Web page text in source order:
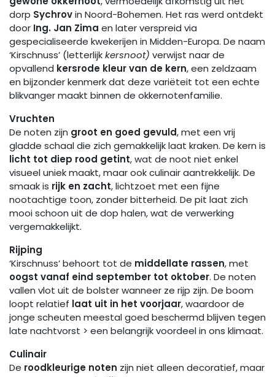
dorp Sychrovin Noord-Bohemen. Het ras werd ontdekt
door Ing. Jan Zima en later verspreid via
gespecialiseerde kwekerijen in Midden-Europa. De naam
‘Kirschnuss’ (letterlijkkersnoot) verwijst naar de
opvallend kersrode kleur van de kern, een zeldzaam
en bijzonder kenmerk dat deze variëteit tot een echte
blikvanger maakt binnen de okkernotenfamilie.
Vruchten
De noten zijn groot en goed gevuld, met een vrij
gladde schaal die zich gemakkelijk laat kraken. De kern is
licht tot diep rood getint, wat de noot niet enkel
visueel uniek maakt, maar ook culinair aantrekkelijk. De
smaak is rijk en zacht, lichtzoet met een fijne
nootachtige toon, zonder bitterheid. De pit laat zich
mooi schoon uit de dop halen, wat de verwerking
vergemakkelijkt.
Rijping
‘Kirschnuss’ behoort tot de middellate rassen, met
oogst vanaf eind september tot oktober. De noten
vallen vlot uit de bolster wanneer ze rijp zijn. De boom
loopt relatief laat uit in het voorjaar, waardoor de
jonge scheuten meestal goed beschermd blijven tegen
late nachtvorst > een belangrijk voordeel in ons klimaat.
Culinair
De roodkleurige noten zijn niet alleen decoratief, maar